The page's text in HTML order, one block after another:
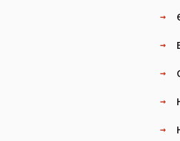
→
→
→
→
→